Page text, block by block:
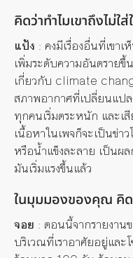
คิดว่าทำไมเขาถึงไม่ใส่
แป้ง : คงมีเรื่องอื่นที่เขา
เพิ่มระดับความอันตราย
เกี่ยวกับ climate
สภาพอากาศที่เปลี่ยนแปล
ทุกคนเริ่มตระหนัก และเ
เนื้อหาในเพจก็จะเป็นข่
หรือน้ำแข็งละลาย เป็นผ
มันเริ่มแรงขึ้นแล้ว
ในมุมมองของคุณ คิด
จอย : ตอนนี้จากรายงาน
บริเวณที่เราอาศัยอยู่แล